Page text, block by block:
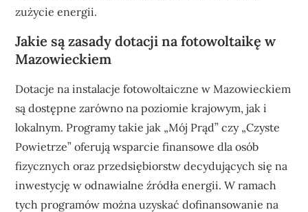
zużycie energii.
Jakie są zasady dotacji na fotowoltaikę w
Mazowieckiem
Dotacje na instalacje fotowoltaiczne w Mazowieckiem
są dostępne zarówno na poziomie krajowym, jak i
lokalnym. Programy takie jak „Mój Prąd” czy „Czyste
Powietrze” oferują wsparcie finansowe dla osób
fizycznych oraz przedsiębiorstw decydujących się na
inwestycję w odnawialne źródła energii. W ramach
tych programów można uzyskać dofinansowanie na